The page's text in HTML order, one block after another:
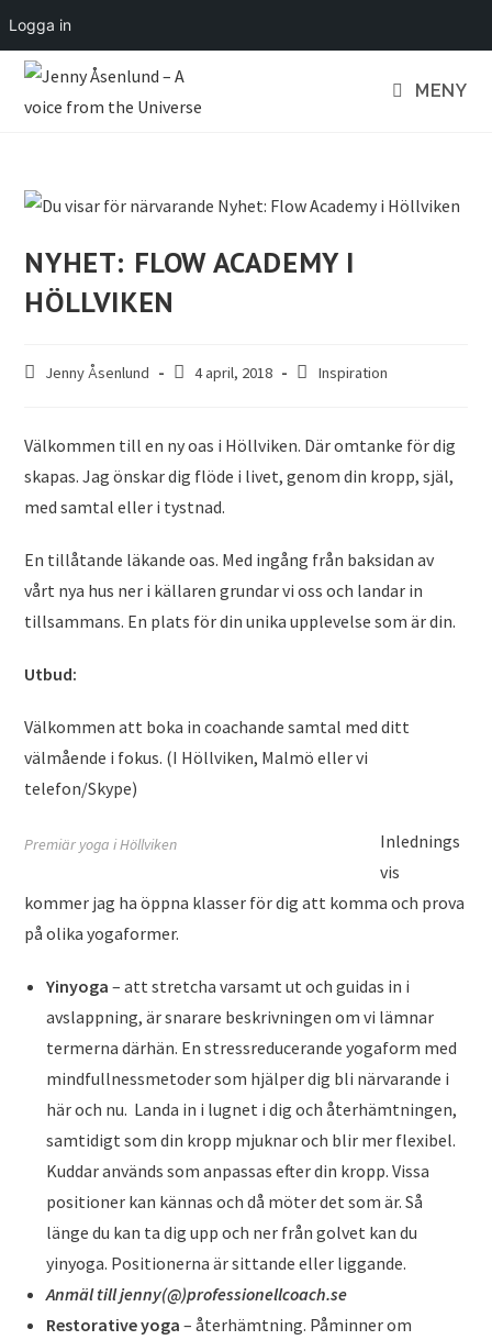
Logga in
MENY
NYHET: FLOW ACADEMY I
HÖLLVIKEN
Jenny Åsenlund 4 april, 2018 Inspiration
Välkommen till en ny oas i Höllviken. Där omtanke för dig
skapas. Jag önskar dig flöde i livet, genom din kropp, själ,
med samtal eller i tystnad.
En tillåtande läkande oas. Med ingång från baksidan av
vårt nya hus ner i källaren grundar vi oss och landar in
tillsammans. En plats för din unika upplevelse som är din.
Utbud:
Välkommen att boka in coachande samtal med ditt
välmående i fokus. (I Höllviken, Malmö eller vi
telefon/Skype)
Premiär yoga i Höllviken
Inlednings
vis
kommer jag ha öppna klasser för dig att komma och prova
på olika yogaformer.
Yinyoga – att stretcha varsamt ut och guidas in i
avslappning, är snarare beskrivningen om vi lämnar
termerna därhän. En stressreducerande yogaform med
mindfullnessmetoder som hjälper dig bli närvarande i
här och nu. Landa in i lugnet i dig och återhämtningen,
samtidigt som din kropp mjuknar och blir mer flexibel.
Kuddar används som anpassas efter din kropp. Vissa
positioner kan kännas och då möter det som är. Så
länge du kan ta dig upp och ner från golvet kan du
yinyoga. Positionerna är sittande eller liggande.
Anmäl till jenny(@)professionellcoach.se
Restorative yoga – återhämtning. Påminner om